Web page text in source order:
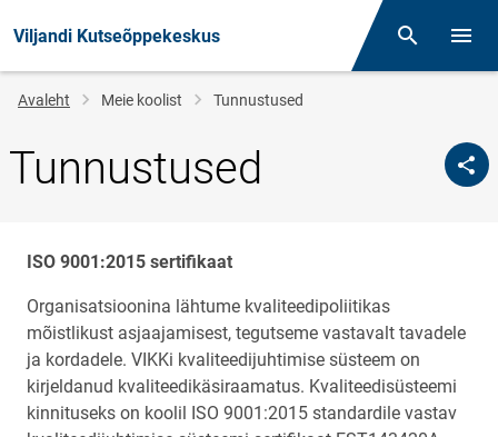
Viljandi Kutseõppekeskus Otsing
Jälglink
Avaleht Meie koolist Tunnustused
Tunnustused
ISO 9001:2015 sertifikaat
Organisatsioonina lähtume kvaliteedipoliitikas
mõistlikust asjaajamisest, tegutseme vastavalt tavadele
ja kordadele. VIKKi kvaliteedijuhtimise süsteem on
kirjeldanud kvaliteedikäsiraamatus. Kvaliteedisüsteemi
kinnituseks on koolil ISO 9001:2015 standardile vastav